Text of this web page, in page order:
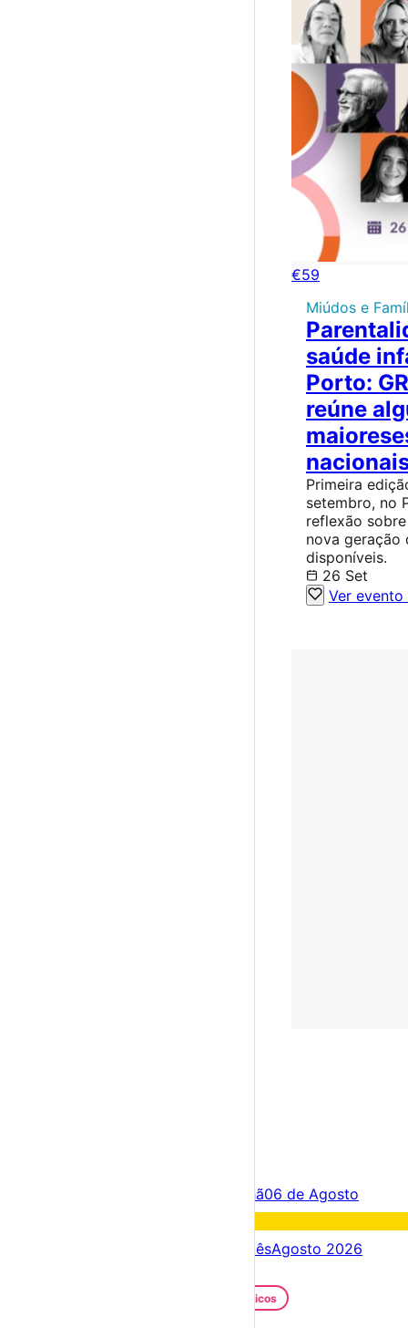
€59
Miúdos e
saúde
Porto:
reúne
Primeira
setembro, no
reflexão
nova geração
disponíveis.
26 Set
Ver
Amanhã06 de Agosto
Este mêsAgosto 2026
Festivais Gastronómicos